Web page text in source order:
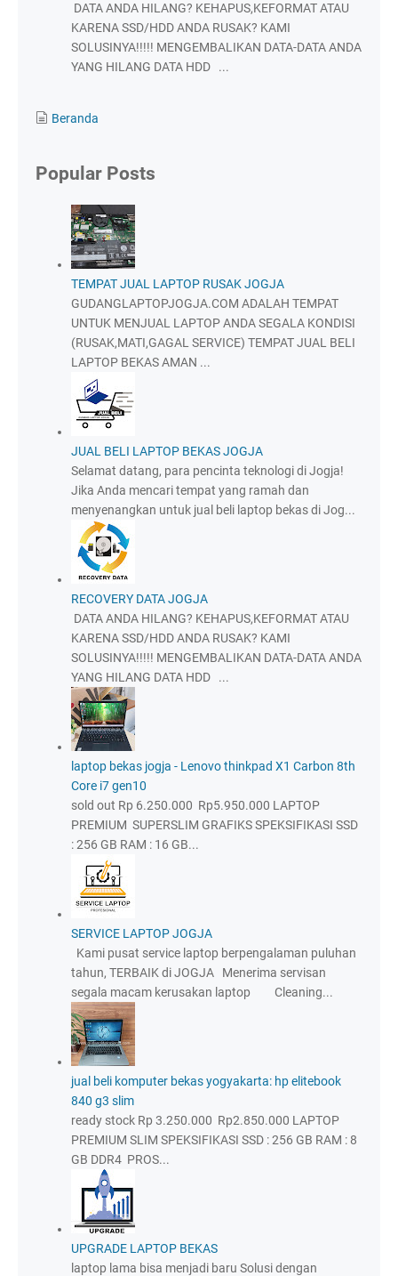
DATA ANDA HILANG? KEHAPUS,KEFORMAT ATAU
KARENA SSD/HDD ANDA RUSAK? KAMI
SOLUSINYA!!!!! MENGEMBALIKAN DATA-DATA ANDA
YANG HILANG DATA HDD ...
Beranda
Popular Posts
TEMPAT JUAL LAPTOP RUSAK JOGJA
GUDANGLAPTOPJOGJA.COM ADALAH TEMPAT
UNTUK MENJUAL LAPTOP ANDA SEGALA KONDISI
(RUSAK,MATI,GAGAL SERVICE) TEMPAT JUAL BELI
LAPTOP BEKAS AMAN ...
JUAL BELI LAPTOP BEKAS JOGJA
Selamat datang, para pencinta teknologi di Jogja!
Jika Anda mencari tempat yang ramah dan
menyenangkan untuk jual beli laptop bekas di Jog...
RECOVERY DATA JOGJA
DATA ANDA HILANG? KEHAPUS,KEFORMAT ATAU
KARENA SSD/HDD ANDA RUSAK? KAMI
SOLUSINYA!!!!! MENGEMBALIKAN DATA-DATA ANDA
YANG HILANG DATA HDD ...
laptop bekas jogja - Lenovo thinkpad X1 Carbon 8th
Core i7 gen10
sold out Rp 6.250.000 Rp5.950.000 LAPTOP
PREMIUM SUPERSLIM GRAFIKS SPEKSIFIKASI SSD
: 256 GB RAM : 16 GB...
SERVICE LAPTOP JOGJA
Kami pusat service laptop berpengalaman puluhan
tahun, TERBAIK di JOGJA Menerima servisan
segala macam kerusakan laptop Cleaning...
jual beli komputer bekas yogyakarta: hp elitebook
840 g3 slim
ready stock Rp 3.250.000 Rp2.850.000 LAPTOP
PREMIUM SLIM SPEKSIFIKASI SSD : 256 GB RAM : 8
GB DDR4 PROS...
UPGRADE LAPTOP BEKAS
laptop lama bisa menjadi baru Solusi dengan